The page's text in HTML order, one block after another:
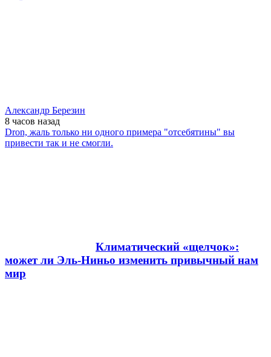
Александр Березин
8 часов назад
Dron, жаль только ни одного примера "отсебятины" вы
привести так и не смогли.
Климатический «щелчок»:
может ли Эль-Ниньо изменить привычный нам
мир